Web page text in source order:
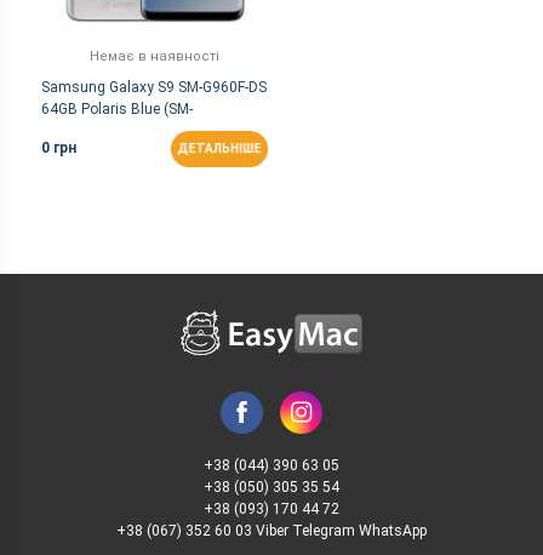
Немає в наявності
Samsung Galaxy S9 SM-G960F-DS
64GB Polaris Blue (SM-
0 грн
ДЕТАЛЬНІШЕ
+38 (044) 390 63 05
+38 (050) 305 35 54
+38 (093) 170 44 72
+38 (067) 352 60 03 Viber Telegram WhatsApp